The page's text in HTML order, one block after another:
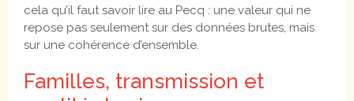
cela qu’il faut savoir lire au Pecq : une valeur qui ne
repose pas seulement sur des données brutes, mais
sur une cohérence d’ensemble.
Familles, transmission et